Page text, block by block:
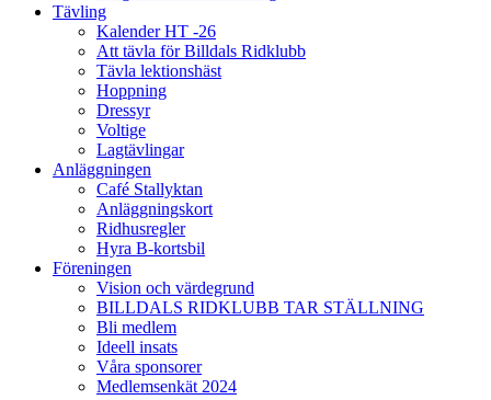
Tävling
Kalender HT -26
Att tävla för Billdals Ridklubb
Tävla lektionshäst
Hoppning
Dressyr
Voltige
Lagtävlingar
Anläggningen
Café Stallyktan
Anläggningskort
Ridhusregler
Hyra B-kortsbil
Föreningen
Vision och värdegrund
BILLDALS RIDKLUBB TAR STÄLLNING
Bli medlem
Ideell insats
Våra sponsorer
Medlemsenkät 2024